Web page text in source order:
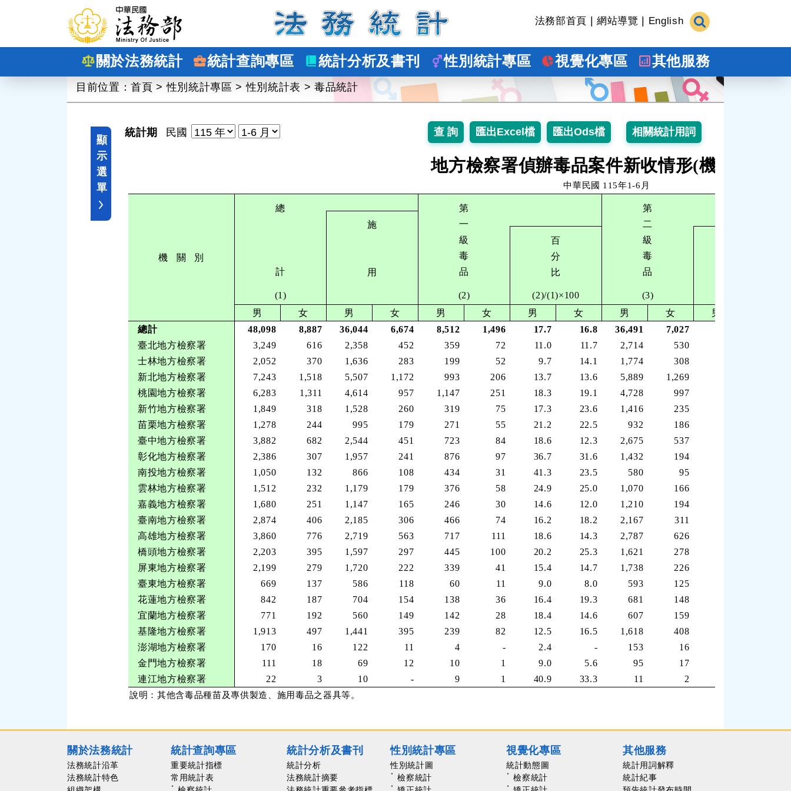
跳到主要內容
法務部首頁 網站導覽 English
關於法務統計 統計查詢專區 統計分析及書刊 性別統計專區 視覺化專區 其他服務
目前位置：首頁 >性別統計專區 >性別統計表 >毒品統計
顯
示
選
單
統計期 民國
地方檢察署偵辦毒品案件新收情形(機關別)
中華民國 115年1-6月
機 關 別
總
計
第
一
級
毒
品
第
二
級
毒
品
施
用
百
分
比
(1) (2) (2)/(1)×100 (3)
男
女 男 女 男 女 男 女 男 女 男
總計
48,098 8,887 36,044 6,674 8,512 1,496 17.7 16.8 36,491 7,027
臺北地方檢察署
3,249 616 2,358 452 359 72 11.0 11.7 2,714 530
士林地方檢察署
2,052 370 1,636 283 199 52 9.7 14.1 1,774 308
新北地方檢察署
7,243 1,518 5,507 1,172 993 206 13.7 13.6 5,889 1,269
桃園地方檢察署
6,283 1,311 4,614 957 1,147 251 18.3 19.1 4,728 997
新竹地方檢察署
1,849 318 1,528 260 319 75 17.3 23.6 1,416 235
苗栗地方檢察署
1,278 244 995 179 271 55 21.2 22.5 932 186
臺中地方檢察署
3,882 682 2,544 451 723 84 18.6 12.3 2,675 537
彰化地方檢察署
2,386 307 1,957 241 876 97 36.7 31.6 1,432 194
南投地方檢察署
1,050 132 866 108 434 31 41.3 23.5 580 95
雲林地方檢察署
1,512 232 1,179 179 376 58 24.9 25.0 1,070 166
嘉義地方檢察署
1,680 251 1,147 165 246 30 14.6 12.0 1,210 194
臺南地方檢察署
2,874 406 2,185 306 466 74 16.2 18.2 2,167 311
高雄地方檢察署
3,860 776 2,719 563 717 111 18.6 14.3 2,787 626
橋頭地方檢察署
2,203 395 1,597 297 445 100 20.2 25.3 1,621 278
屏東地方檢察署
2,199 279 1,720 222 339 41 15.4 14.7 1,738 226
臺東地方檢察署
669 137 586 118 60 11 9.0 8.0 593 125
花蓮地方檢察署
842 187 704 154 138 36 16.4 19.3 681 148
宜蘭地方檢察署
771 192 560 149 142 28 18.4 14.6 607 159
基隆地方檢察署
1,913 497 1,441 395 239 82 12.5 16.5 1,618 408
澎湖地方檢察署
170 16 122 11 4 - 2.4 - 153 16
金門地方檢察署
111 18 69 12 10 1 9.0 5.6 95 17
連江地方檢察署
22 3 10 - 9 1 40.9 33.3 11 2
說明：其他含毒品種苗及專供製造、施用毒品之器具等。
關於法務統計
法務統計沿革
法務統計特色
統計查詢專區
重要統計指標
常用統計表
統計分析及書刊
統計分析
法務統計摘要
性別統計專區
性別統計圖
檢察統計
視覺化專區
統計動態圖
檢察統計
其他服務
統計用詞解釋
統計紀事